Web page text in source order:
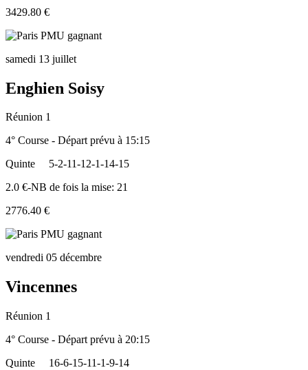
3429.80 €
samedi 13 juillet
Enghien Soisy
Réunion 1
4° Course - Départ prévu à 15:15
Quinte
5-2-11-12-1-14-15
2.0 €-NB de fois la mise: 21
2776.40 €
vendredi 05 décembre
Vincennes
Réunion 1
4° Course - Départ prévu à 20:15
Quinte
16-6-15-11-1-9-14